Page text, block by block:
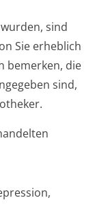
sind
Sie erheblich
bemerken, die
sind,